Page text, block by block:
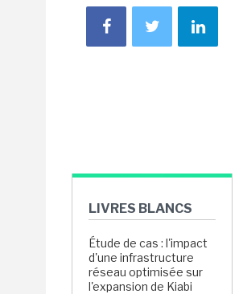
LIVRES BLANCS
Étude de cas : l'impact
d'une infrastructure
réseau optimisée sur
l'expansion de Kiabi